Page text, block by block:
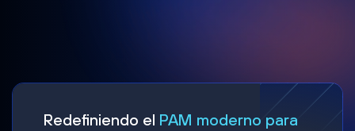
Redefiniendo el PAM moderno para